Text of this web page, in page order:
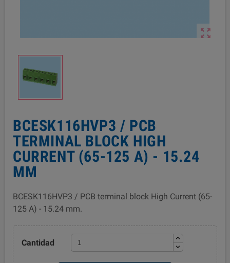

BCESK116HVP3 / PCB
TERMINAL BLOCK HIGH
CURRENT (65-125 A) - 15.24
MM
BCESK116HVP3 / PCB terminal block High Current (65-
125 A) - 15.24 mm.
Cantidad